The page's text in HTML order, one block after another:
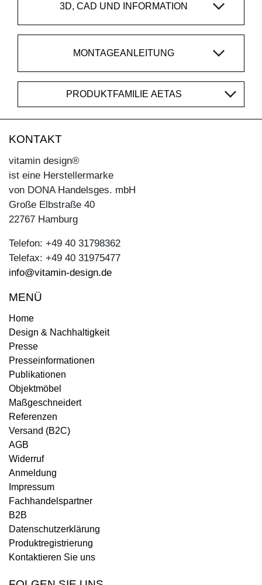
3D, CAD UND INFORMATION
MONTAGEANLEITUNG
PRODUKTFAMILIE AETAS
KONTAKT
vitamin design®
ist eine Herstellermarke
von DONA Handelsges. mbH
Große Elbstraße 40
22767 Hamburg
Telefon: +49 40 31798362
Telefax: +49 40 31975477
info@vitamin-design.de
MENÜ
Home
Design & Nachhaltigkeit
Presse
Presseinformationen
Publikationen
Objektmöbel
Maßgeschneidert
Referenzen
Versand (B2C)
AGB
Widerruf
Anmeldung
Impressum
Fachhandelspartner
B2B
Datenschutzerklärung
Produktregistrierung
Kontaktieren Sie uns